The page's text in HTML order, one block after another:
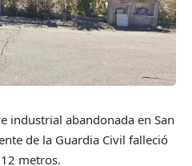
industrial abandonada en San
de la Guardia Civil falleció
metros.